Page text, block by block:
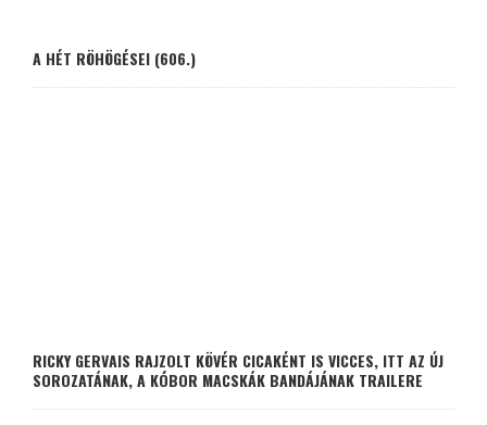
A HÉT RÖHÖGÉSEI (606.)
RICKY GERVAIS RAJZOLT KÖVÉR CICAKÉNT IS VICCES, ITT AZ ÚJ
SOROZATÁNAK, A KÓBOR MACSKÁK BANDÁJÁNAK TRAILERE